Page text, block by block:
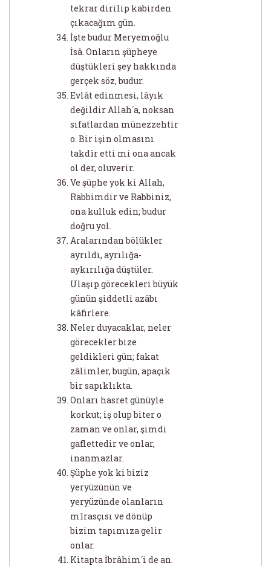
tekrar dirilip kabirden
çıkacağım gün.
İşte budur Meryemoğlu
İsâ. Onların şüpheye
düştükleri şey hakkında
gerçek söz, budur.
Evlât edinmesi, lâyık
değildir Allah´a, noksan
sıfatlardan münezzehtir
o. Bir işin olmasını
takdîr etti mi ona ancak
ol der, oluverir.
Ve şüphe yok ki Allah,
Rabbimdir ve Rabbiniz,
ona kulluk edin; budur
doğru yol.
Aralarından bölükler
ayrıldı, ayrılığa-
aykırılığa düştüler.
Ulaşıp görecekleri büyük
günün şiddetli azâbı
kâfirlere.
Neler duyacaklar, neler
görecekler bize
geldikleri gün; fakat
zâlimler, bugün, apaçık
bir sapıklıkta.
Onları hasret günüyle
korkut; iş olup biter o
zaman ve onlar, şimdi
gaflettedir ve onlar,
inanmazlar.
Şüphe yok ki biziz
yeryüzünün ve
yeryüzünde olanların
mîrasçısı ve dönüp
bizim tapımıza gelir
onlar.
Kitapta İbrâhim´i de an.